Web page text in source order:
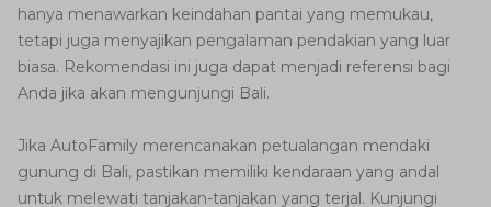
hanya menawarkan keindahan pantai yang memukau,
tetapi juga menyajikan pengalaman pendakian yang luar
biasa. Rekomendasi ini juga dapat menjadi referensi bagi
Anda jika akan mengunjungi Bali.
Jika AutoFamily merencanakan petualangan mendaki
gunung di Bali, pastikan memiliki kendaraan yang andal
untuk melewati tanjakan-tanjakan yang terjal. Kunjungi